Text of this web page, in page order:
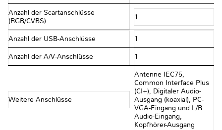
Anzahl der Scartanschlüsse
(RGB/CVBS)
1
Anzahl der USB-Anschlüsse 1
Anzahl der A/V-Anschlüsse 1
Weitere Anschlüsse
Antenne IEC75,
Common Interface Plus
(CI+), Digitaler Audio-
Ausgang (koaxial), PC-
VGA-Eingang und L/R
Audio-Eingang,
Kopfhörer-Ausgang